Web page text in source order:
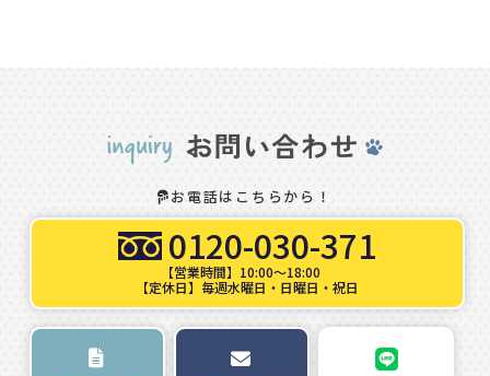
お電話はこちらから！
0120-030-371
【営業時間】10:00～18:00
【定休日】毎週水曜日・日曜日・祝日